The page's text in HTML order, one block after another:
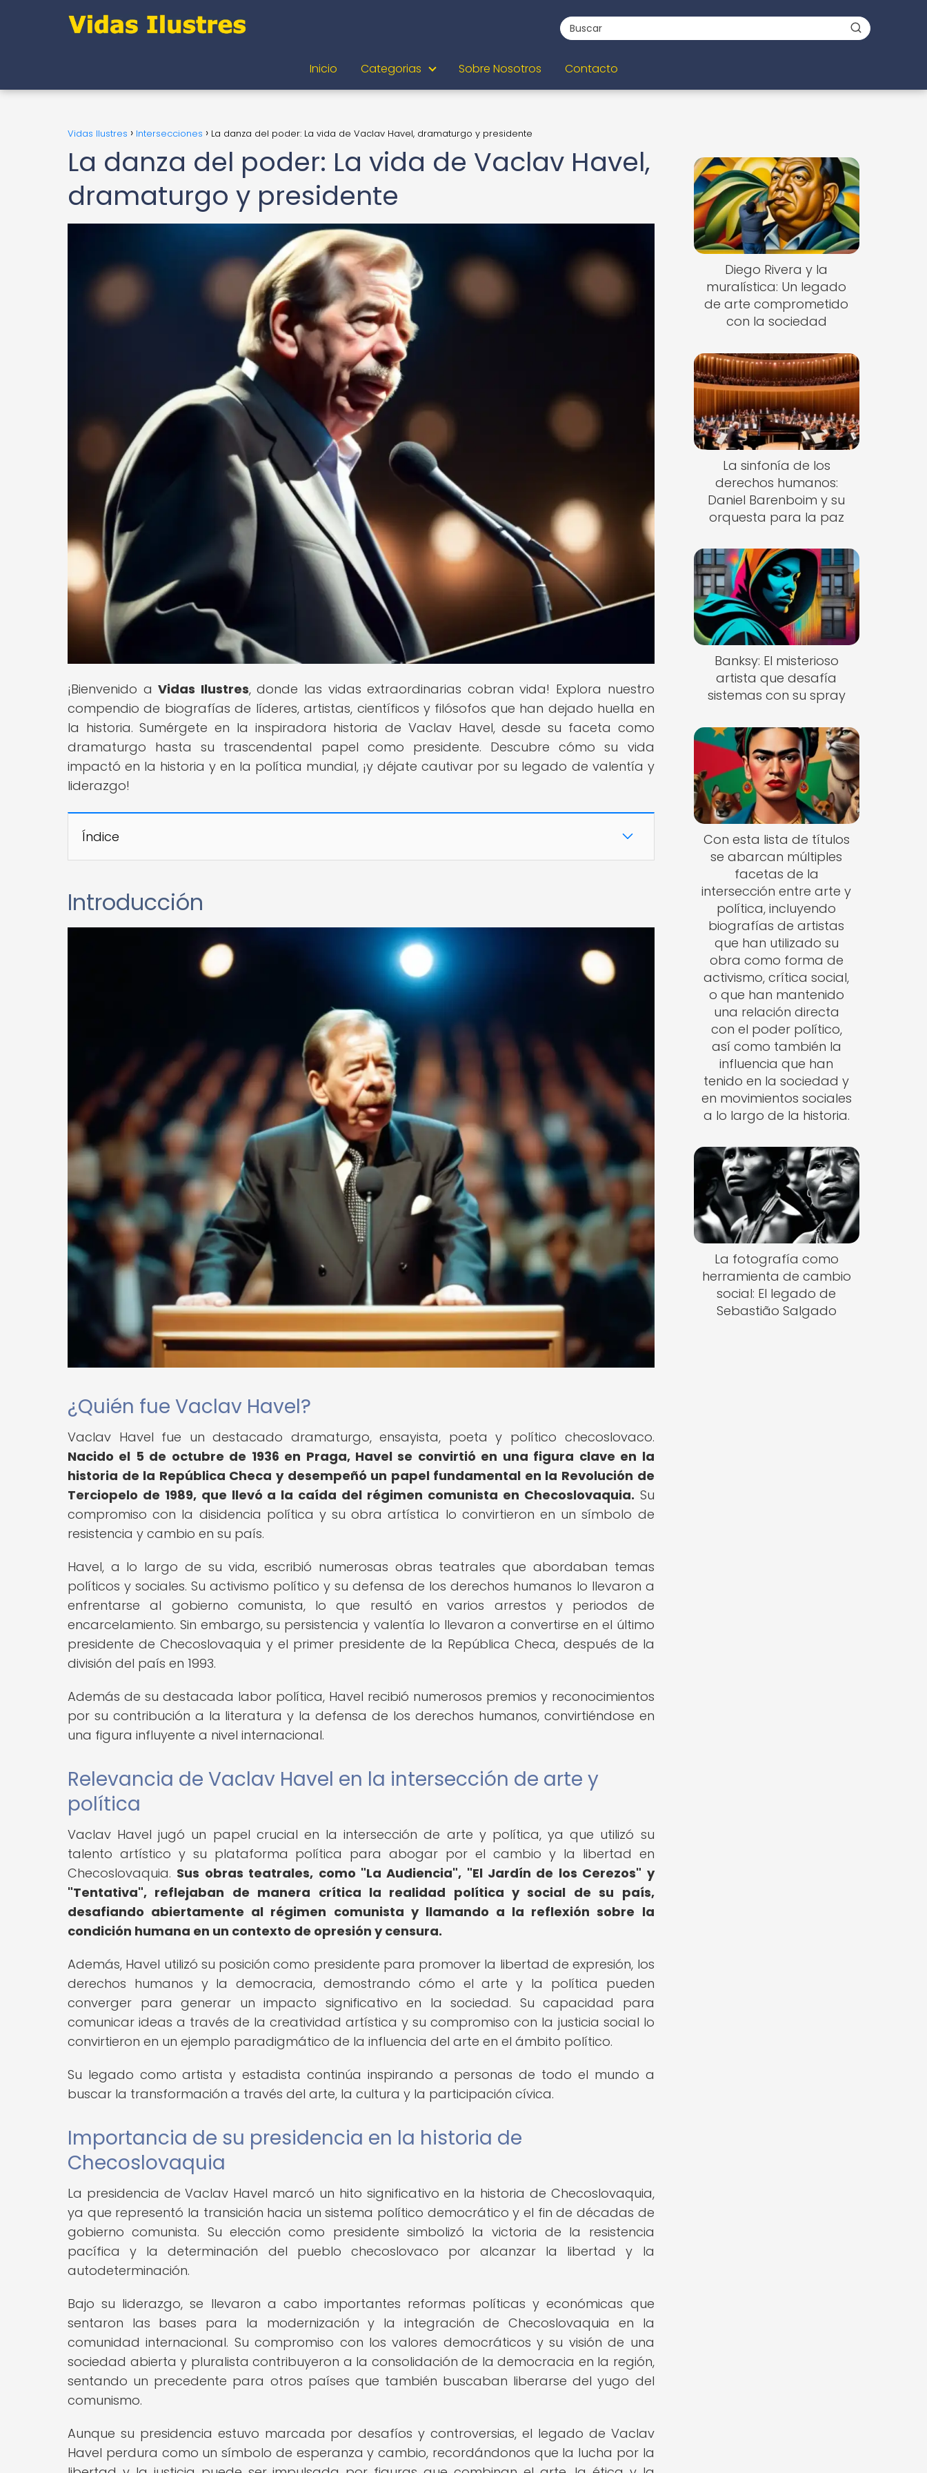
Inicio Categorias Sobre Nosotros Contacto
Vidas Ilustres Intersecciones La danza del poder: La vida de Vaclav Havel, dramaturgo y presidente
La danza del poder: La vida de Vaclav Havel,
dramaturgo y presidente
¡Bienvenido aVidas Ilustres, donde las vidas extraordinarias cobran vida! Explora nuestro
compendio de biografías de líderes, artistas, científicos y filósofos que han dejado huella en
la historia. Sumérgete en la inspiradora historia de Vaclav Havel, desde su faceta como
dramaturgo hasta su trascendental papel como presidente. Descubre cómo su vida
impactó en la historia y en la política mundial, ¡y déjate cautivar por su legado de valentía y
liderazgo!
Índice
Introducción
¿Quién fue Vaclav Havel?
Vaclav Havel fue un destacado dramaturgo, ensayista, poeta y político checoslovaco.
Nacido el 5 de octubre de 1936 en Praga, Havel se convirtió en una figura clave en la
historia de la República Checa y desempeñó un papel fundamental en la Revolución de
Terciopelo de 1989, que llevó a la caída del régimen comunista en Checoslovaquia. Su
compromiso con la disidencia política y su obra artística lo convirtieron en un símbolo de
resistencia y cambio en su país.
Havel, a lo largo de su vida, escribió numerosas obras teatrales que abordaban temas
políticos y sociales. Su activismo político y su defensa de los derechos humanos lo llevaron a
enfrentarse al gobierno comunista, lo que resultó en varios arrestos y periodos de
encarcelamiento. Sin embargo, su persistencia y valentía lo llevaron a convertirse en el último
presidente de Checoslovaquia y el primer presidente de la República Checa, después de la
división del país en 1993.
Además de su destacada labor política, Havel recibió numerosos premios y reconocimientos
por su contribución a la literatura y la defensa de los derechos humanos, convirtiéndose en
una figura influyente a nivel internacional.
Relevancia de Vaclav Havel en la intersección de arte y
política
Vaclav Havel jugó un papel crucial en la intersección de arte y política, ya que utilizó su
talento artístico y su plataforma política para abogar por el cambio y la libertad en
Checoslovaquia. Sus obras teatrales, como "La Audiencia", "El Jardín de los Cerezos" y
"Tentativa", reflejaban de manera crítica la realidad política y social de su país,
desafiando abiertamente al régimen comunista y llamando a la reflexión sobre la
condición humana en un contexto de opresión y censura.
Además, Havel utilizó su posición como presidente para promover la libertad de expresión, los
derechos humanos y la democracia, demostrando cómo el arte y la política pueden
converger para generar un impacto significativo en la sociedad. Su capacidad para
comunicar ideas a través de la creatividad artística y su compromiso con la justicia social lo
convirtieron en un ejemplo paradigmático de la influencia del arte en el ámbito político.
Su legado como artista y estadista continúa inspirando a personas de todo el mundo a
buscar la transformación a través del arte, la cultura y la participación cívica.
Importancia de su presidencia en la historia de
Checoslovaquia
La presidencia de Vaclav Havel marcó un hito significativo en la historia de Checoslovaquia,
ya que representó la transición hacia un sistema político democrático y el fin de décadas de
gobierno comunista. Su elección como presidente simbolizó la victoria de la resistencia
pacífica y la determinación del pueblo checoslovaco por alcanzar la libertad y la
autodeterminación.
Bajo su liderazgo, se llevaron a cabo importantes reformas políticas y económicas que
sentaron las bases para la modernización y la integración de Checoslovaquia en la
comunidad internacional. Su compromiso con los valores democráticos y su visión de una
sociedad abierta y pluralista contribuyeron a la consolidación de la democracia en la región,
sentando un precedente para otros países que también buscaban liberarse del yugo del
comunismo.
Aunque su presidencia estuvo marcada por desafíos y controversias, el legado de Vaclav
Havel perdura como un símbolo de esperanza y cambio, recordándonos que la lucha por la
Diego Rivera y la
muralística: Un legado
de arte comprometido
con la sociedad
La sinfonía de los
derechos humanos:
Daniel Barenboim y su
orquesta para la paz
Banksy: El misterioso
artista que desafía
sistemas con su spray
Con esta lista de títulos
se abarcan múltiples
facetas de la
intersección entre arte y
política, incluyendo
biografías de artistas
que han utilizado su
obra como forma de
activismo, crítica social,
o que han mantenido
una relación directa
con el poder político,
así como también la
influencia que han
tenido en la sociedad y
en movimientos sociales
a lo largo de la historia.
La fotografía como
herramienta de cambio
social: El legado de
Sebastião Salgado